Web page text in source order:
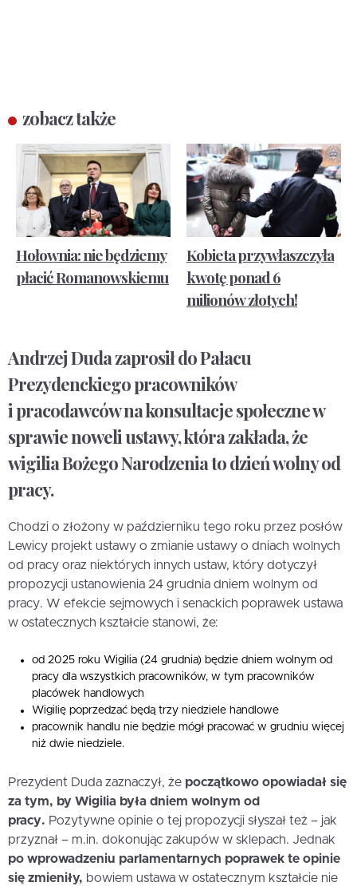
zobacz także
Hołownia: nie będziemy
płacić Romanowskiemu
Kobieta przywłaszczyła
kwotę ponad 6
milionów złotych!
Andrzej Duda zaprosił do Pałacu
Prezydenckiego pracowników
i pracodawców na konsultacje społeczne w
sprawie noweli ustawy, która zakłada, że
wigilia Bożego Narodzenia to dzień wolny od
pracy.
Chodzi o złożony w październiku tego roku przez posłów
Lewicy projekt ustawy o zmianie ustawy o dniach wolnych
od pracy oraz niektórych innych ustaw, który dotyczył
propozycji ustanowienia 24 grudnia dniem wolnym od
pracy. W efekcie sejmowych i senackich poprawek ustawa
w ostatecznych kształcie stanowi, że:
od 2025 roku Wigilia (24 grudnia) będzie dniem wolnym od
pracy dla wszystkich pracowników, w tym pracowników
placówek handlowych
Wigilię poprzedzać będą trzy niedziele handlowe
pracownik handlu nie będzie mógł pracować w grudniu więcej
niż dwie niedziele.
Prezydent Duda zaznaczył, że początkowo opowiadał się
za tym, by Wigilia była dniem wolnym od
pracy. Pozytywne opinie o tej propozycji słyszał też – jak
przyznał – m.in. dokonując zakupów w sklepach. Jednak
po wprowadzeniu parlamentarnych poprawek te opinie
się zmieniły, bowiem ustawa w ostatecznym kształcie nie